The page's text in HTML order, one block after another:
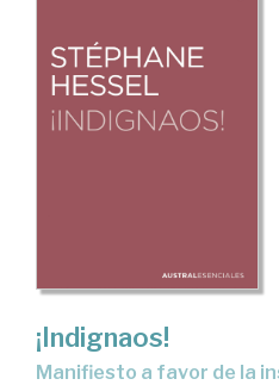
¡Indignaos!
Manifiesto a favor de la